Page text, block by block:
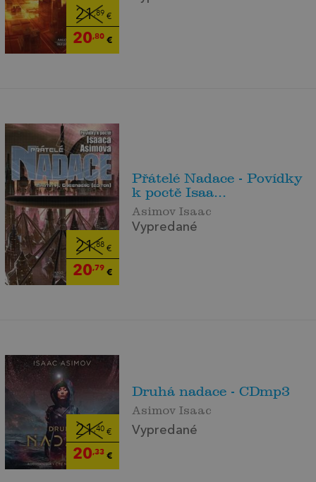
21,89 €
20,80€
21,88€
20,79 €
Přátelé Nadace - Povídky
k poctě Isaa...
Asimov Isaac
Vypredané
21,40€
20,33€
Druhá nadace - CDmp3
Asimov Isaac
Vypredané